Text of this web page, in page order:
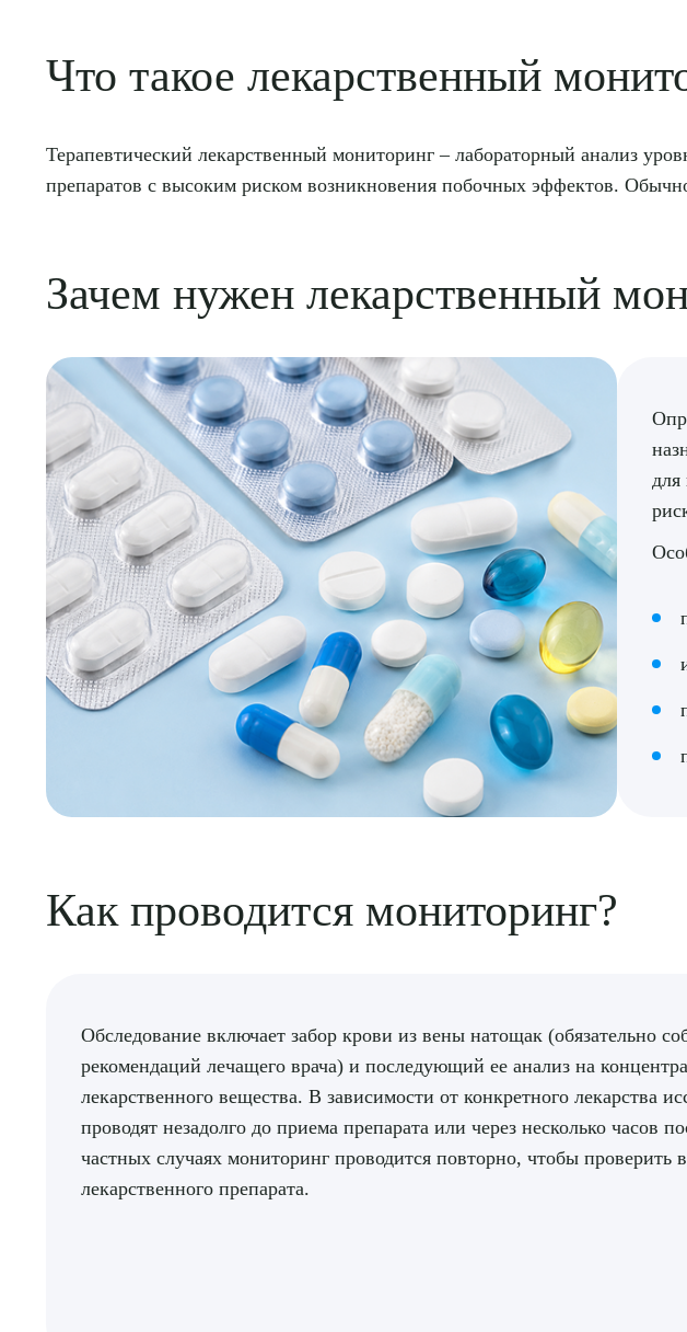
Что такое лекарственный
Терапевтический лекарственный мониторинг – лабораторный анализ
препаратов с высоким риском возникновения побочных эффектов.
Зачем нужен лекарственный
для
Как проводится мониторинг?
Обследование включает забор крови из вены натощак (обязательно
рекомендаций лечащего врача) и последующий ее анализ на
лекарственного вещества. В зависимости от конкретного лекарства
проводят незадолго до приема препарата или через несколько часов
частных случаях мониторинг проводится повторно, чтобы проверить
лекарственного препарата.